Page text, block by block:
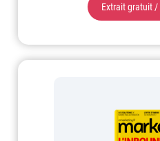
Extrait gratuit